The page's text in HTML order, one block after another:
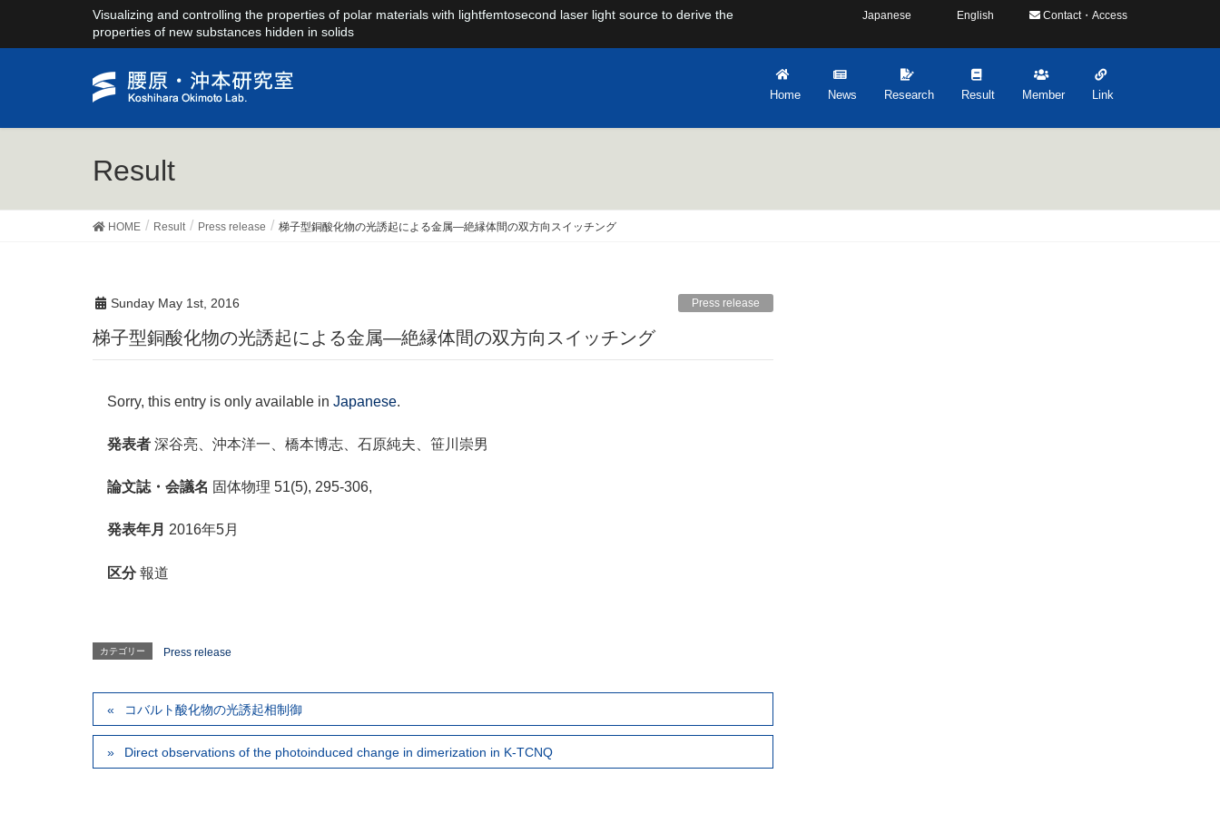
Visualizing and controlling the properties of polar materials with lightfemtosecond laser light source to derive the
properties of new substances hidden in solids
Japanese English Contact・Access
Home News Research Result Member Link
Result
HOME Result Press release 梯子型銅酸化物の光誘起による金属―絶縁体間の双方向スイッチング
Sunday May 1st, 2016 Press release
梯子型銅酸化物の光誘起による金属―絶縁体間の双方向スイッチング
Sorry, this entry is only available in Japanese.
発表者 深谷亮、沖本洋一、橋本博志、石原純夫、笹川崇男
論文誌・会議名 固体物理 51(5), 295-306,
発表年月 2016年5月
区分報道
カテゴリー Press release
コバルト酸化物の光誘起相制御
Direct observations of the photoinduced change in dimerization in K-TCNQ